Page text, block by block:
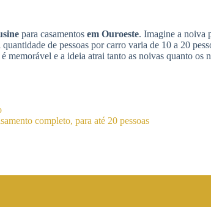
para casamentos em Ouroeste. Imagine a noiva
de pessoas por carro varia de 10 a 20
memorável e a ideia atrai tanto as noivas quanto os
completo, para até 20 pessoas